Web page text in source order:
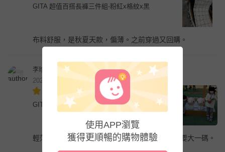
GITA 超值百搭長褲三件組-粉紅x格紋x黑
布料舒服，是秋夏天款，偏薄。之前穿過又回購。
李珍媚
2023年11月
GITA 超值百搭長褲三件組-粉紅x格紋x黑
輕薄、舒服好穿，不用擔心起毛球，喜歡寬鬆就要大一碼。
使用APP瀏覽
獲得更順暢的購物體驗